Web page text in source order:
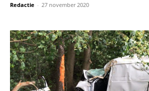
Redactie - 27 november 2020